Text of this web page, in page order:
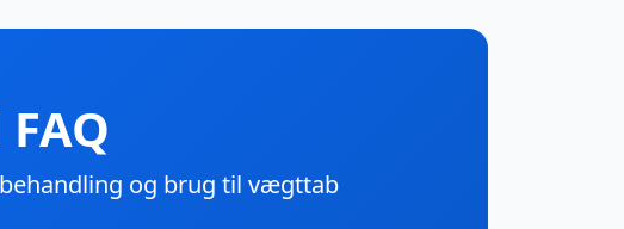
og brug til vægttab